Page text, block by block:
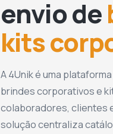
envio de
kits
A 4Unik é uma
brindes corporativos e
colaboradores, clientes
solução centraliza